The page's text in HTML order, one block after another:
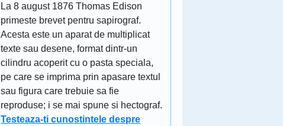
La 8 august 1876 Thomas Edison
primeste brevet pentru sapirograf.
Acesta este un aparat de multiplicat
texte sau desene, format dintr-un
cilindru acoperit cu o pasta speciala,
pe care se imprima prin apasare textul
sau figura care trebuie sa fie
reproduse; i se mai spune si hectograf.
Testeaza-ti cunostintele despre